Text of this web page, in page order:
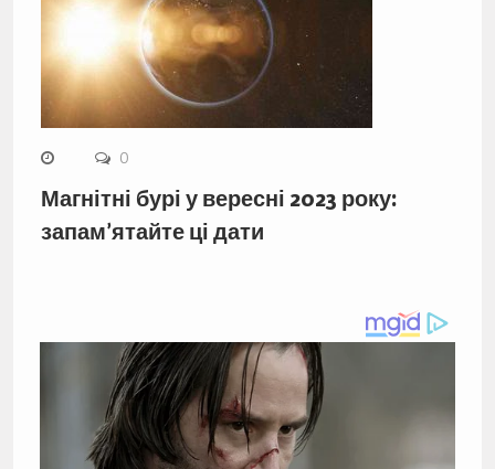
0
Магнітні бурі у вересні 2023 року:
запам’ятайте ці дати